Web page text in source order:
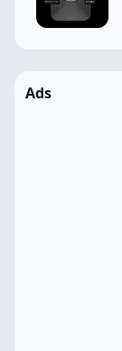
Ads